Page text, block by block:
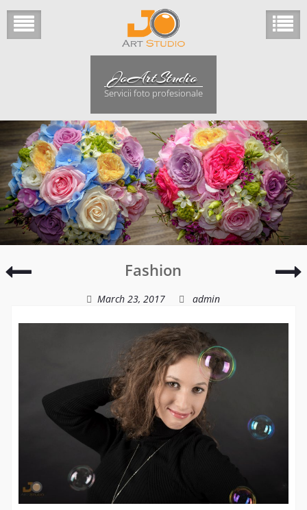
content
JoArtStudio
Servicii foto profesionale
Fashion
March 23, 2017
admin